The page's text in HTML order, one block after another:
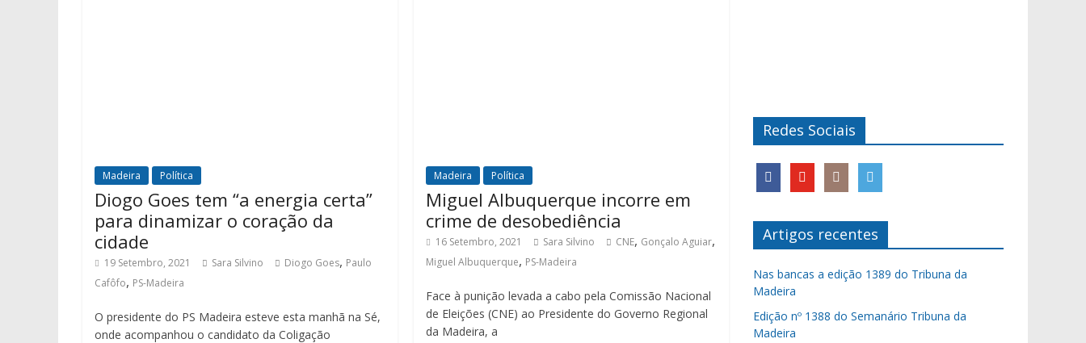
Madeira Política
Diogo Goes tem “a energia certa”
para dinamizar o coração da
cidade
19 Setembro, 2021 Sara Silvino Diogo Goes, Paulo
Cafôfo, PS-Madeira
O presidente do PS Madeira esteve esta manhã na Sé,
onde acompanhou o candidato da Coligação
Madeira Política
Miguel Albuquerque incorre em
crime de desobediência
16 Setembro, 2021 Sara Silvino CNE, Gonçalo Aguiar,
Miguel Albuquerque, PS-Madeira
Face à punição levada a cabo pela Comissão Nacional
de Eleições (CNE) ao Presidente do Governo Regional
da Madeira, a
Redes Sociais
Artigos recentes
Nas bancas a edição 1389 do Tribuna da
Madeira
Edição nº 1388 do Semanário Tribuna da
Madeira